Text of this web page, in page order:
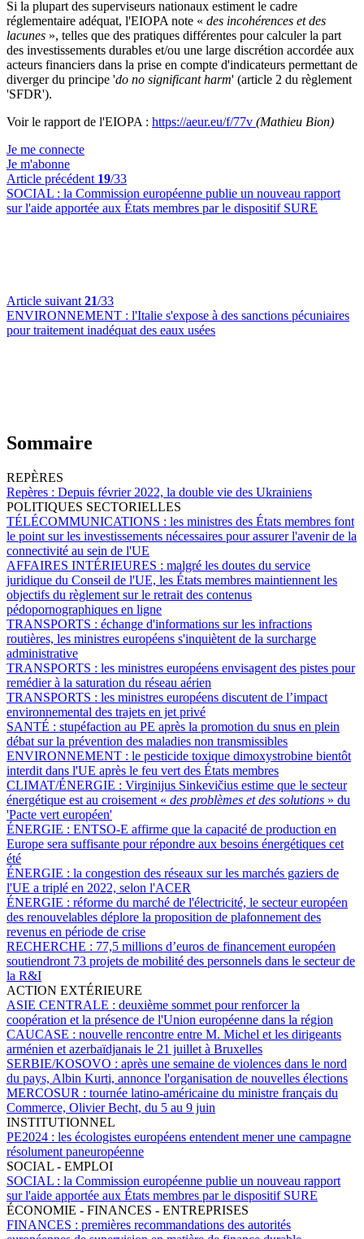
Si la plupart des superviseurs nationaux estiment le cadre
réglementaire adéquat, l'EIOPA note « des incohérences et des
lacunes », telles que des pratiques différentes pour calculer la part
des investissements durables et/ou une large discrétion accordée aux
acteurs financiers dans la prise en compte d'indicateurs permettant de
diverger du principe 'do no significant harm' (article 2 du règlement
'SFDR').
Voir le rapport de l'EIOPA : https://aeur.eu/f/77v (Mathieu Bion)
Je me connecte
Je m'abonne
Article précédent 19/33
SOCIAL : la Commission européenne publie un nouveau rapport
sur l'aide apportée aux États membres par le dispositif SURE
Article suivant 21/33
ENVIRONNEMENT : l'Italie s'expose à des sanctions pécuniaires
pour traitement inadéquat des eaux usées
Sommaire
REPÈRES
Repères : Depuis février 2022, la double vie des Ukrainiens
POLITIQUES SECTORIELLES
TÉLÉCOMMUNICATIONS : les ministres des États membres font
le point sur les investissements nécessaires pour assurer l'avenir de la
connectivité au sein de l'UE
AFFAIRES INTÉRIEURES : malgré les doutes du service
juridique du Conseil de l'UE, les États membres maintiennent les
objectifs du règlement sur le retrait des contenus
pédopornographiques en ligne
TRANSPORTS : échange d'informations sur les infractions
routières, les ministres européens s'inquiètent de la surcharge
administrative
TRANSPORTS : les ministres européens envisagent des pistes pour
remédier à la saturation du réseau aérien
TRANSPORTS : les ministres européens discutent de l’impact
environnemental des trajets en jet privé
SANTÉ : stupéfaction au PE après la promotion du snus en plein
débat sur la prévention des maladies non transmissibles
ENVIRONNEMENT : le pesticide toxique dimoxystrobine bientôt
interdit dans l'UE après le feu vert des États membres
CLIMAT/ÉNERGIE : Virginijus Sinkevičius estime que le secteur
énergétique est au croisement « des problèmes et des solutions » du
'Pacte vert européen'
ÉNERGIE : ENTSO-E affirme que la capacité de production en
Europe sera suffisante pour répondre aux besoins énergétiques cet
été
ÉNERGIE : la congestion des réseaux sur les marchés gaziers de
l'UE a triplé en 2022, selon l'ACER
ÉNERGIE : réforme du marché de l'électricité, le secteur européen
des renouvelables déplore la proposition de plafonnement des
revenus en période de crise
RECHERCHE : 77,5 millions d’euros de financement européen
soutiendront 73 projets de mobilité des personnels dans le secteur de
la R&I
ACTION EXTÉRIEURE
ASIE CENTRALE : deuxième sommet pour renforcer la
coopération et la présence de l'Union européenne dans la région
CAUCASE : nouvelle rencontre entre M. Michel et les dirigeants
arménien et azerbaïdjanais le 21 juillet à Bruxelles
SERBIE/KOSOVO : après une semaine de violences dans le nord
du pays, Albin Kurti, annonce l'organisation de nouvelles élections
MERCOSUR : tournée latino-américaine du ministre français du
Commerce, Olivier Becht, du 5 au 9 juin
INSTITUTIONNEL
PE2024 : les écologistes européens entendent mener une campagne
résolument paneuropéenne
SOCIAL - EMPLOI
SOCIAL : la Commission européenne publie un nouveau rapport
sur l'aide apportée aux États membres par le dispositif SURE
ÉCONOMIE - FINANCES - ENTREPRISES
FINANCES : premières recommandations des autorités